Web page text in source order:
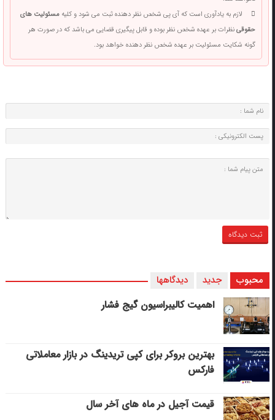
لازم به یادآوری است که آی پی شخص نظر دهنده ثبت می شود و کلیهمسئولیت های
حقوقینظرات بر عهده شخص نظر بوده و قابل پیگیری قضایی می باشد که در صورت هر
گونه شکایت مسئولیت بر عهده شخص نظر دهنده خواهد بود.
محبوب جدید دیدگاهها
اهمیت کالیبراسیون گیج فشار
بهترین بروکر برای کپی‌ تریدینگ در بازار معاملاتی
فارکس
قیمت آجیل در ماه های آخر سال